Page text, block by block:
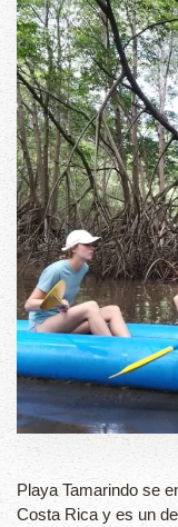
Playa Tamarindo se
Costa Rica y es un